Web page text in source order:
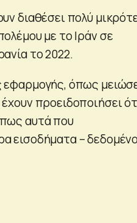
διαθέσει πολύ
με το Ιράν σε
το 2022.
εφαρμογής, όπως
προειδοποιήσει
αυτά που
εισοδήματα –